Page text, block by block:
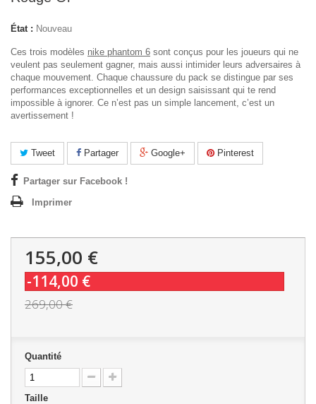
État : Nouveau
Ces trois modèles nike phantom 6 sont conçus pour les joueurs qui ne
veulent pas seulement gagner, mais aussi intimider leurs adversaires à
chaque mouvement. Chaque chaussure du pack se distingue par ses
performances exceptionnelles et un design saisissant qui te rend
impossible à ignorer. Ce n’est pas un simple lancement, c’est un
avertissement !
Tweet Partager Google+ Pinterest
Partager sur Facebook !
Imprimer
155,00 €
-114,00 €
269,00 €
Quantité
Taille